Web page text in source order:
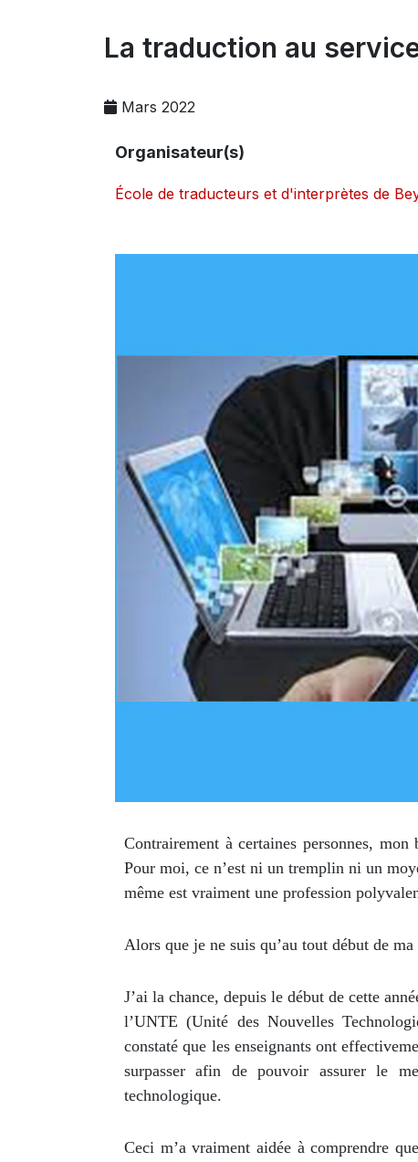
La traduction au
Mars 2022
Organisateur(s)
École de traducteurs et d'interprètes de
Contrairement à certaines personnes,
Pour moi, ce n’est ni un tremplin ni un
même est vraiment une profession
Alors que je ne suis qu’au tout début de
J’ai la chance, depuis le début de cette
l’UNTE (Unité des Nouvelles
constaté que les enseignants ont
surpasser afin de pouvoir assurer le
technologique.
Ceci m’a vraiment aidée à comprendre